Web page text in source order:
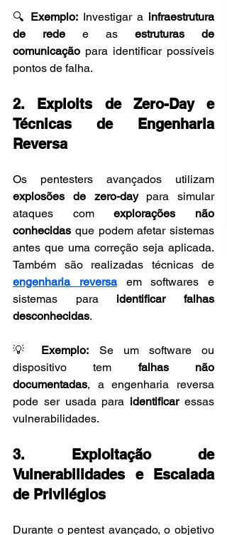
🔍 Exemplo: Investigar a infraestrutura
de rede e as estruturas de
comunicação para identificar possíveis
pontos de falha.
2. Exploits de Zero-Day e
Técnicas de Engenharia
Reversa
explosões de zero-day para simular
ataques com explorações não
conhecidas que podem afetar sistemas
antes que uma correção seja aplicada.
engenharia reversa em softwares e
sistemas para identificar falhas
desconhecidas.
💡 Exemplo: Se um software ou
dispositivo tem falhas não
documentadas, a engenharia reversa
pode ser usada para identificar essas
vulnerabilidades.
3. Exploitação de
Vulnerabilidades e Escalada
de Privilégios
Durante o pentest avançado, o objetivo